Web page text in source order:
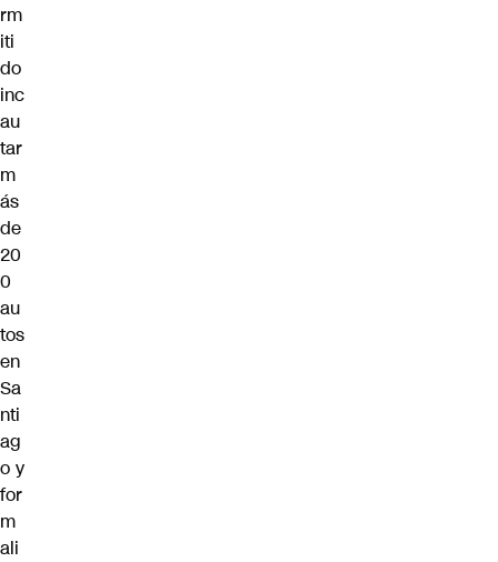
rm
iti
do
inc
au
tar
m
ás
de
20
0
au
tos
en
Sa
nti
ag
o y
for
m
ali